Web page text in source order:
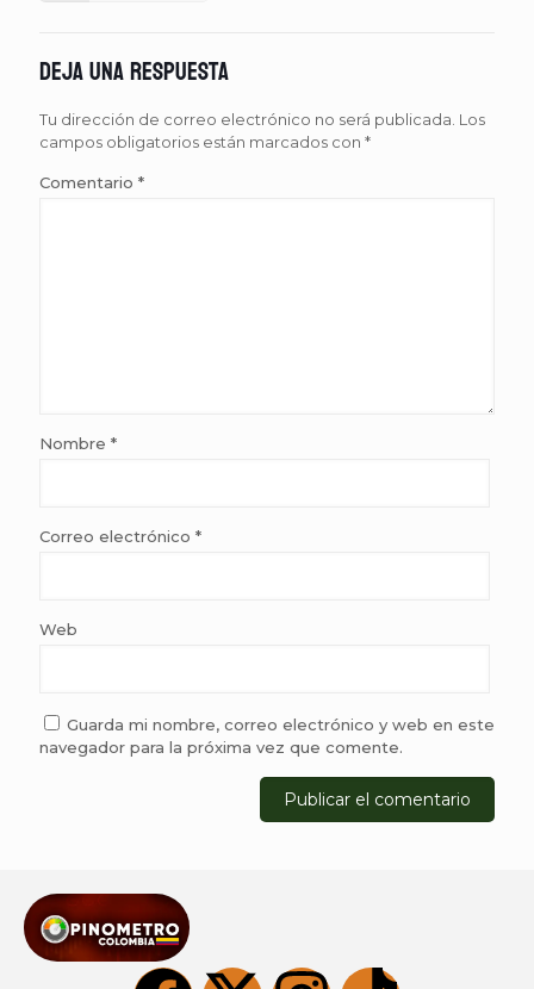
Deja una respuesta
Tu dirección de correo electrónico no será publicada. Los
campos obligatorios están marcados con *
Comentario *
Nombre *
Correo electrónico *
Web
Guarda mi nombre, correo electrónico y web en este
navegador para la próxima vez que comente.